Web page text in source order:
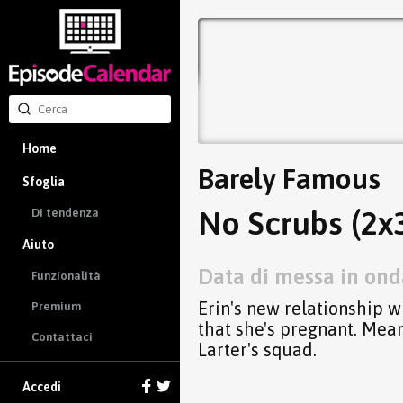
Home
Sfoglia
Di tendenza
Aiuto
Funzionalità
Premium
Contattaci
Accedi
Barely Famous
No Scrubs
Data di messa in
Erin's new relationship
that she's pregnant.
Larter's squad.